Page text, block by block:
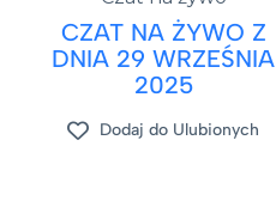
CZAT NA ŻYWO Z
DNIA 29 WRZEŚNIA
2025
Dodaj do Ulubionych